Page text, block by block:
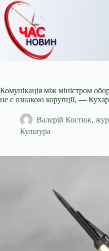
Перейти
до
вмісту
Комунікація між міністром
не є ознакою корупції, —
Валерій Костюк,
Культура